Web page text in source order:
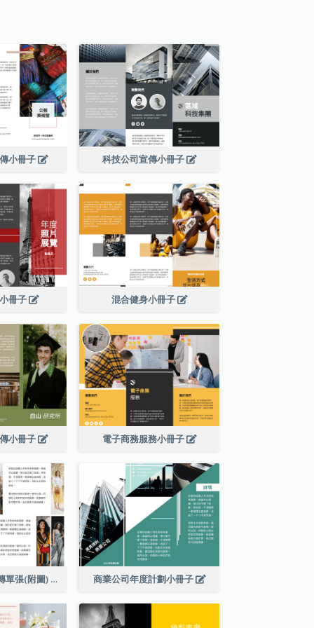
小冊子 科技公司宣傳小冊子
冊子 混合健身小冊子
小冊子 電子商務服務小冊子
秋季新品到店宣傳單張(附圖) 商業公司年度計劃小冊子